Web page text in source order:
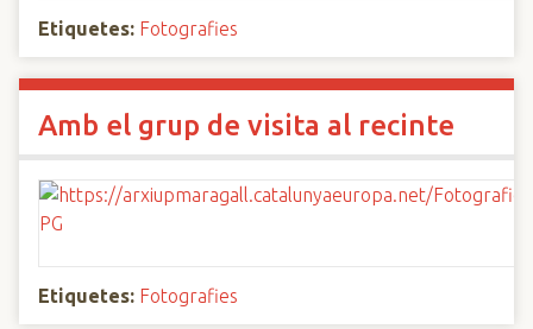
Etiquetes: Fotografies
Amb el grup de visita al recinte
Etiquetes: Fotografies